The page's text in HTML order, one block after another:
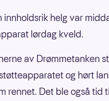
helg var
lørdag kveld.
av Drømmetanken
og hørt
rennet. Det ble også tid